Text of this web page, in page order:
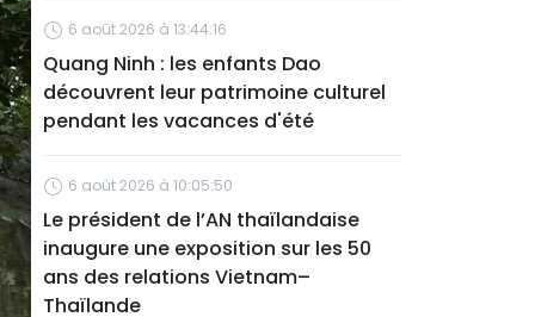
6 août 2026 à 13:44:16
Quang Ninh : les enfants Dao
découvrent leur patrimoine culturel
pendant les vacances d'été
6 août 2026 à 10:05:50
Le président de l’AN thaïlandaise
inaugure une exposition sur les 50
ans des relations Vietnam–
Thaïlande